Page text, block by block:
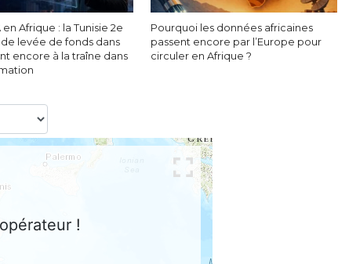
en Afrique : la Tunisie 2e
levée de fonds dans
encore à la traîne dans
Pourquoi les données africaines
passent encore par l’Europe pour
circuler en Afrique ?